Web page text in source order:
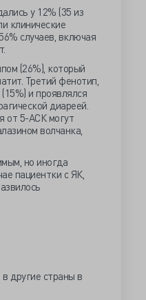
у 12% (35 из
клинические
случаев, включая
(26%), который
Третий фенотип,
и проявлялся
диареей.
от 5-АСК могут
волчанка,
но иногда
пациентки с ЯК,
другие страны в